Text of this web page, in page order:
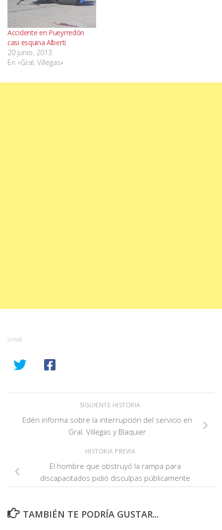
Accidente en Pueyrredón
casi esquina Alberti
20 junio, 2013
En «Gral. Villegas»
SHARE
SIGUIENTE HISTORIA
Edén informa sobre la interrupción del servicio en
Gral. Villegas y Blaquier
HISTORIA PREVIA
El hombre que obstruyó la rampa para
discapacitados pidió disculpas públicamente
TAMBIÉN TE PODRÍA GUSTAR...